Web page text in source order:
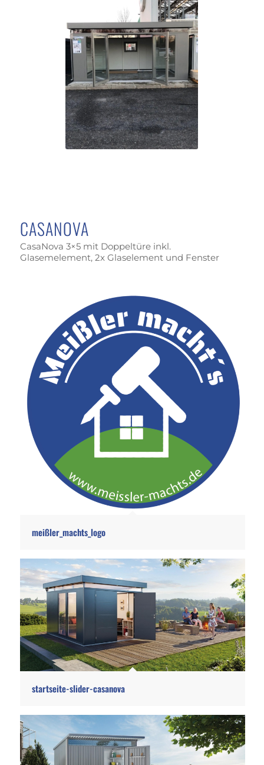
CASANOVA
CasaNova 3×5 mit Doppeltüre inkl.
Glasemelement, 2x Glaselement und Fenster
meißler_machts_logo
startseite-slider-casanova